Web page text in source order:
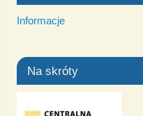
Informacje
Na skróty